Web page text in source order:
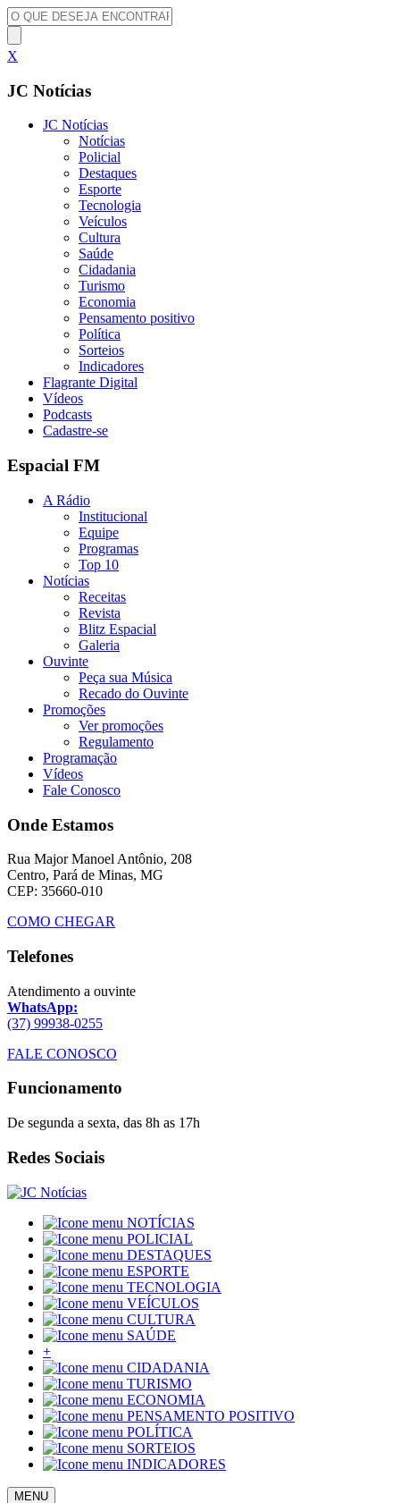
X
JC Notícias
JC Notícias
Notícias
Policial
Destaques
Esporte
Tecnologia
Veículos
Cultura
Saúde
Cidadania
Turismo
Economia
Pensamento positivo
Política
Sorteios
Indicadores
Flagrante Digital
Vídeos
Podcasts
Cadastre-se
Espacial FM
A Rádio
Institucional
Equipe
Programas
Top 10
Notícias
Receitas
Revista
Blitz Espacial
Galeria
Ouvinte
Peça sua Música
Recado do Ouvinte
Promoções
Ver promoções
Regulamento
Programação
Vídeos
Fale Conosco
Onde Estamos
Rua Major Manoel Antônio, 208
Centro, Pará de Minas, MG
CEP: 35660-010
COMO CHEGAR
Telefones
Atendimento a ouvinte
WhatsApp:
(37) 99938-0255
FALE CONOSCO
Funcionamento
De segunda a sexta, das 8h as 17h
Redes Sociais
NOTÍCIAS
POLICIAL
DESTAQUES
ESPORTE
TECNOLOGIA
VEÍCULOS
CULTURA
SAÚDE
+
CIDADANIA
TURISMO
ECONOMIA
PENSAMENTO POSITIVO
POLÍTICA
SORTEIOS
INDICADORES
MENU